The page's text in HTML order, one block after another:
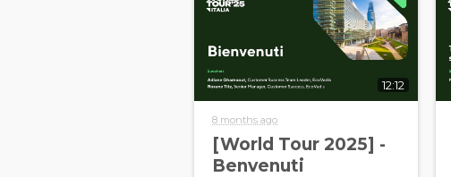
12:12
8 months ago
[World Tour 2025] -
Benvenuti